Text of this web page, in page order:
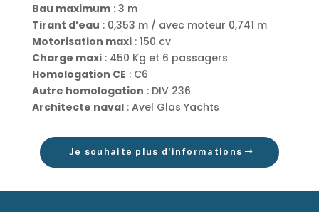
Bau maximum: 3 m
Tirant d’eau : 0,353 m / avec moteur 0,741 m
Motorisation maxi: 150 cv
Charge maxi: 450 Kg et 6 passagers
Homologation CE : C6
Autre homologation : DIV 236
Architecte naval: Avel Glas Yachts
Je souhaite plus d'informations